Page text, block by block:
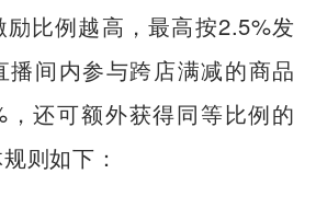
比例越高，最高按2.5%发
播间内参与跨店满减的商品
还可额外获得同等比例的
则如下：